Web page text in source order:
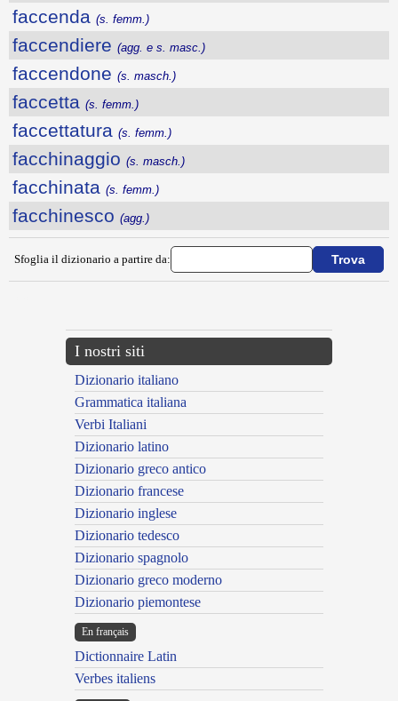
faccenda (s. femm.)
faccendiere (agg. e s. masc.)
faccendone (s. masch.)
faccetta (s. femm.)
faccettatura (s. femm.)
facchinaggio (s. masch.)
facchinata (s. femm.)
facchinesco (agg.)
Sfoglia il dizionario a partire da:
I nostri siti
Dizionario italiano
Grammatica italiana
Verbi Italiani
Dizionario latino
Dizionario greco antico
Dizionario francese
Dizionario inglese
Dizionario tedesco
Dizionario spagnolo
Dizionario greco moderno
Dizionario piemontese
En français
Dictionnaire Latin
Verbes italiens